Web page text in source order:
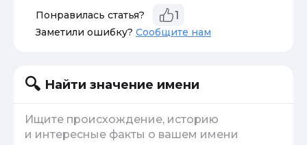
Понравилась статья? 1
Заметили ошибку? Сообщите нам
Найти значение имени
Ищите происхождение, историю
и интересные факты о вашем имени